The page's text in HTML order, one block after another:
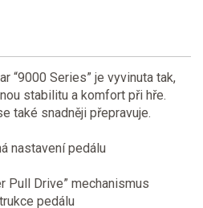
“9000 Series” je vyvinuta tak,
stabilitu a komfort při hře.
také snadněji přepravuje.
nastavení pedálu
Pull Drive” mechanismus
pedálu